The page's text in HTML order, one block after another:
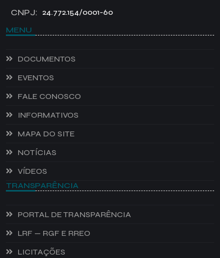
CNPJ: 24.772.154/0001-60
MENU
DOCUMENTOS
EVENTOS
FALE CONOSCO
INFORMATIVOS
MAPA DO SITE
NOTÍCIAS
VÍDEOS
TRANSPARÊNCIA
PORTAL DE TRANSPARÊNCIA
LRF — RGF E RREO
LICITAÇÕES